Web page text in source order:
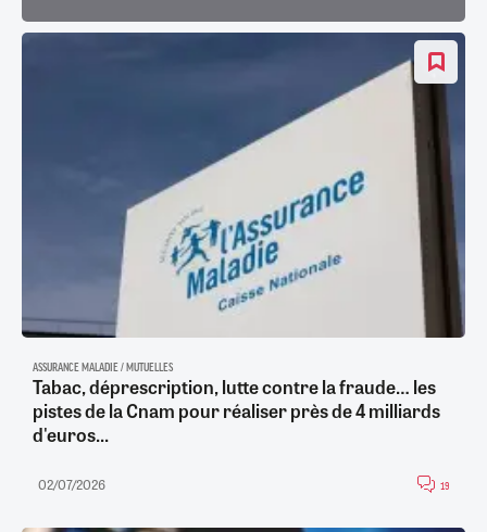
ASSURANCE MALADIE / MUTUELLES
Tabac, déprescription, lutte contre la fraude… les
pistes de la Cnam pour réaliser près de 4 milliards
d'euros...
02/07/2026 19